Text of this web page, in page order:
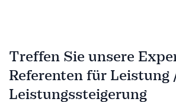
Treffen Sie unsere
Referenten für Leistung
Leistungssteigerung